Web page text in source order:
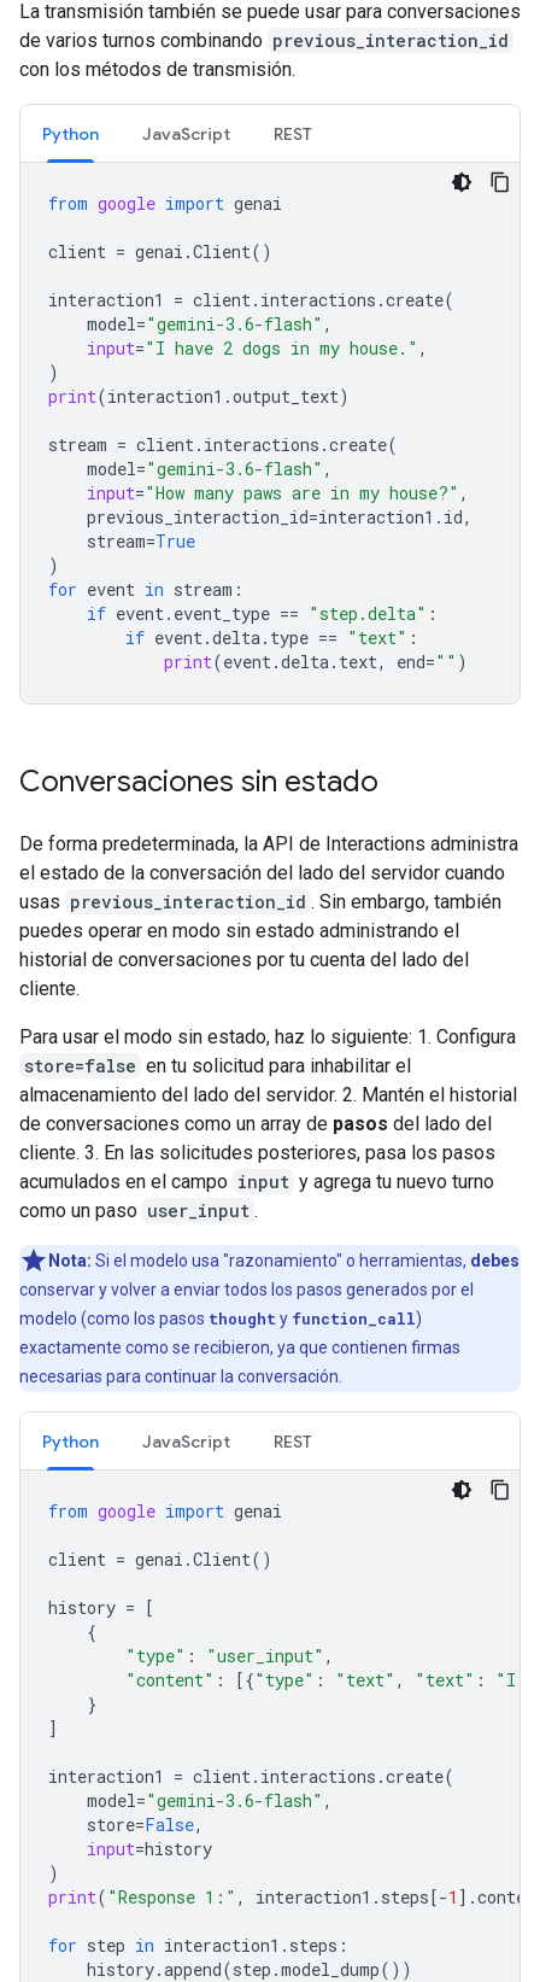
La transmisión también se puede usar para conversaciones
de varios turnos combinando previous_interaction_id
con los métodos de transmisión.
Python JavaScript REST
from google import genai
client = genai .Client()
interaction1 = client. interactions .create(
model="gemini-3.6-flash" ,
input="I have 2 dogs in my house." ,
)
print(interaction1 .output_text)
stream = client. interactions .create(
model="gemini-3.6-flash" ,
input="How many paws are in my house?" ,
previous_interaction_id=interaction1 . id,
stream=True
)
for event in stream :
if event. event_type == "step.delta" :
if event.delta. type == "text" :
print(event.delta. text, end="" )
Conversaciones sin estado
De forma predeterminada, la API de Interactions administra
el estado de la conversación del lado del servidor cuando
usas previous_interaction_id . Sin embargo, también
puedes operar en modo sin estado administrando el
historial de conversaciones por tu cuenta del lado del
cliente.
Para usar el modo sin estado, haz lo siguiente: 1. Configura
store=false en tu solicitud para inhabilitar el
almacenamiento del lado del servidor. 2. Mantén el historial
de conversaciones como un array de pasos del lado del
cliente. 3. En las solicitudes posteriores, pasa los pasos
acumulados en el campo input y agrega tu nuevo turno
como un paso user_input .
Nota: Si el modelo usa "razonamiento" o herramientas, debes
conservar y volver a enviar todos los pasos generados por el
modelo (como los pasos thought y function_call)
exactamente como se recibieron, ya que contienen firmas
necesarias para continuar la conversación.
Python JavaScript REST
from google import genai
client = genai .Client()
history = [
{
"type" : "user_input" ,
"content" : [{"type" : "text" , "text" :
"I
}
]
interaction1 = client. interactions .create(
model="gemini-3.6-flash" ,
store=False,
input=history
)
print( "Response 1:" , interaction1 . steps[-1 ] .
for step in interaction1 . steps :
history.append(step .model_dump())